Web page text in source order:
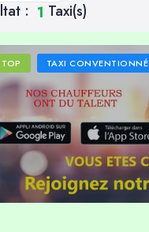
: 1 Taxi(s)
TOP TAXI CONVENTIONNÉ